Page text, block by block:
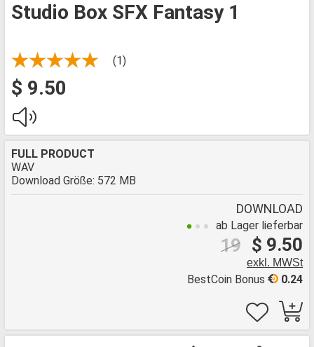
Studio Box SFX Fantasy 1
(1)
$ 9.50
FULL PRODUCT
WAV
Download Größe: 572 MB
DOWNLOAD
ab Lager lieferbar
$ 9.50
19
exkl. MWSt
0.24
BestCoin Bonus